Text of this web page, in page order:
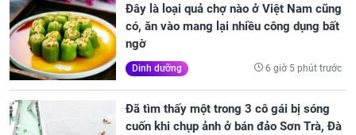
Đây là loại quả chợ nào ở Việt Nam cũng
có, ăn vào mang lại nhiều công dụng bất
ngờ
Dinh dưỡng 6 giờ 5 phút trước
Đã tìm thấy một trong 3 cô gái bị sóng
cuốn khi chụp ảnh ở bán đảo Sơn Trà, Đà